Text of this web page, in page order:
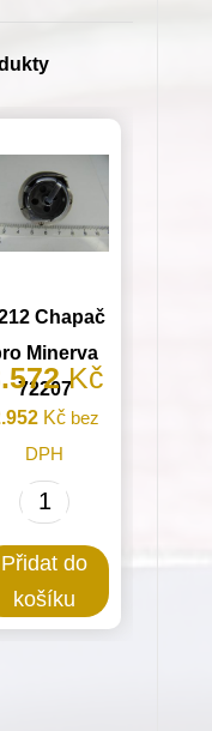
Chapač
Minerva
72207Kč
Kčbez
DPH
R212
pro
Minerva
Přidat do
košíku